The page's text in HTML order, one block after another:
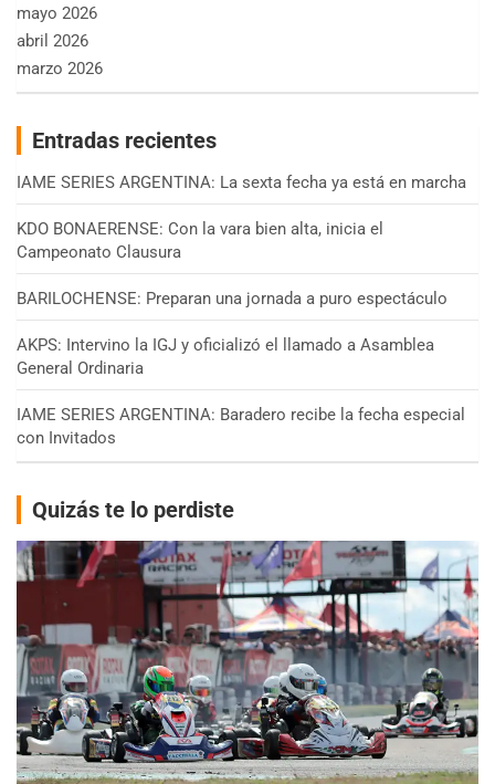
mayo 2026
abril 2026
marzo 2026
Entradas recientes
IAME SERIES ARGENTINA: La sexta fecha ya está en marcha
KDO BONAERENSE: Con la vara bien alta, inicia el
Campeonato Clausura
BARILOCHENSE: Preparan una jornada a puro espectáculo
AKPS: Intervino la IGJ y oficializó el llamado a Asamblea
General Ordinaria
IAME SERIES ARGENTINA: Baradero recibe la fecha especial
con Invitados
Quizás te lo perdiste